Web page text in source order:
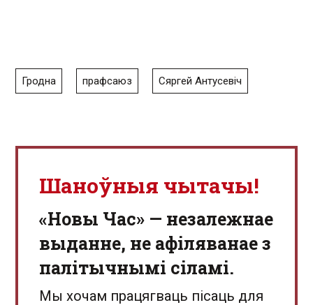
Гродна прафсаюз Сяргей Антусевіч
Шаноўныя чытачы!
«Новы Час» — незалежнае
выданне, не афіляванае з
палітычнымі сіламі.
Мы хочам працягваць пісаць для